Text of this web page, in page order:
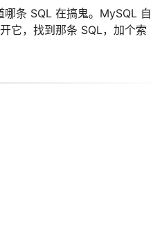
条 SQL 在搞鬼。MySQL 自
它，找到那条 SQL，加个索